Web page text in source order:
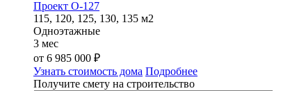
Проект О-127
115, 120, 125, 130, 135 м2
Одноэтажные
3 мес
от 6 985 000 ₽
Узнать стоимость дома Подробнее
Получите смету на строительство